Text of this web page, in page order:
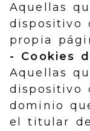
Aquellas
dispositivo
propia
- Cookies
Aquellas
dispositivo
dominio
el titular